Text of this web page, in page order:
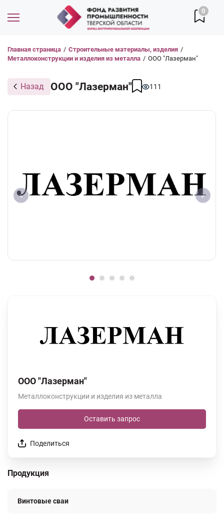
0
Главная страница / Строительные материалы, изделия /
Металлоконструкции и изделия из металла / ООО "Лазерман"
Назад 111
ООО "Лазерман"
Продукция
Винтовые сваи
ООО "Лазерман"
Металлоконструкции и изделия из металла
Оставить запрос
Поделиться